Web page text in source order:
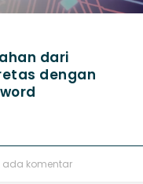
dari
dengan
ada komentar